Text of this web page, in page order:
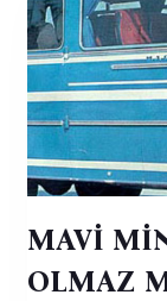
MAVİ
OLMAZ